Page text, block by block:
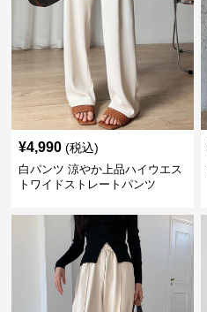
¥4,990 (税込)
白パンツ 涼やか上品ハイウエス
トワイドストレートパンツ